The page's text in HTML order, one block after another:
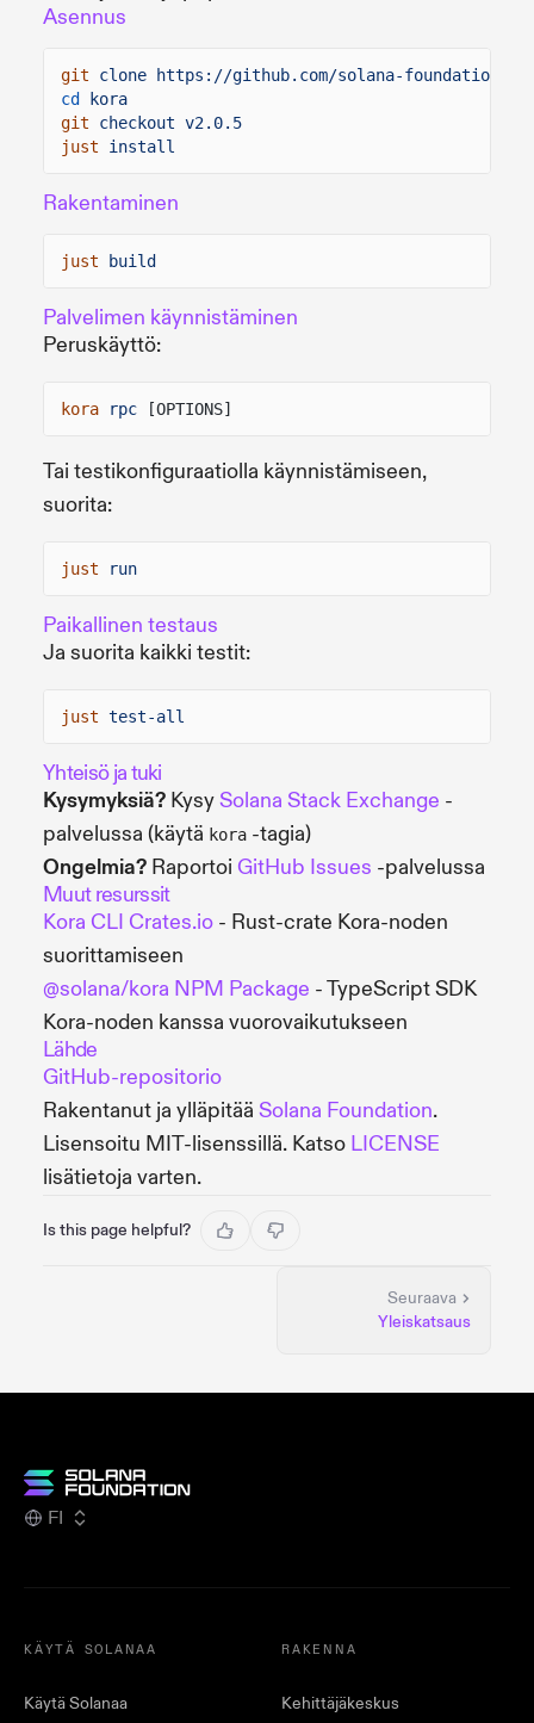
Asennus
git
clone https://github.com/solana-foundation/
cd
kora
git
checkout v2.0.5
just
install
Rakentaminen
just build
Palvelimen käynnistäminen
Peruskäyttö:
kora rpc [OPTIONS]
Tai testikonfiguraatiolla käynnistämiseen,
suorita:
just run
Paikallinen testaus
Ja suorita kaikki testit:
just test-all
Yhteisö ja tuki
Kysymyksiä? KysySolana Stack Exchange -
palvelussa (käytä kora -tagia)
Ongelmia? Raportoi GitHub Issues -palvelussa
Muut resurssit
Kora CLI Crates.io - Rust-crate Kora-noden
suorittamiseen
@solana/kora NPM Package - TypeScript SDK
Kora-noden kanssa vuorovaikutukseen
Lähde
GitHub-repositorio
Rakentanut ja ylläpitää Solana Foundation.
Lisensoitu MIT-lisenssillä. Katso LICENSE
lisätietoja varten.
Is this page helpful?
Seuraava
Yleiskatsaus
FI
KÄYTÄ SOLANAA
Käytä Solanaa
RAKENNA
Kehittäjäkeskus